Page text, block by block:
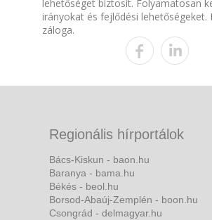
lehetőséget biztosít. Folyamatosan
irányokat és fejlődési lehetőségeket.
záloga.
Regionális hírportálok
Bács-Kiskun - baon.hu
Baranya - bama.hu
Békés - beol.hu
Borsod-Abaúj-Zemplén - boon.hu
Csongrád - delmagyar.hu